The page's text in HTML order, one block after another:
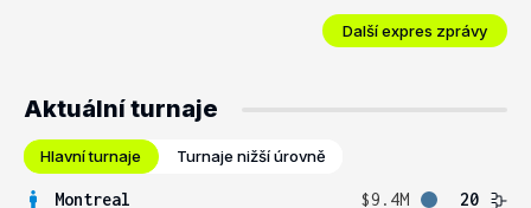
Další expres zprávy
Aktuální turnaje
Hlavní turnaje Turnaje nižší úrovně
Montreal $9.4M
20